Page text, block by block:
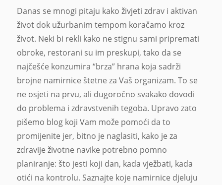
Danas se mnogi pitaju kako živjeti zdrav i aktivan
život dok užurbanim tempom koračamo kroz
život. Neki bi rekli kako ne stignu sami pripremati
obroke, restorani su im preskupi, tako da se
najčešće konzumira “brza” hrana koja sadrži
brojne namirnice štetne za Vaš organizam. To se
ne osjeti na prvu, ali dugoročno svakako dovodi
do problema i zdravstvenih tegoba. Upravo zato
pišemo blog koji Vam može pomoći da to
promijenite jer, bitno je naglasiti, kako je za
zdravije životne navike potrebno pomno
planiranje: što jesti koji dan, kada vježbati, kada
otići na kontrolu. Saznajte koje namirnice djeluju